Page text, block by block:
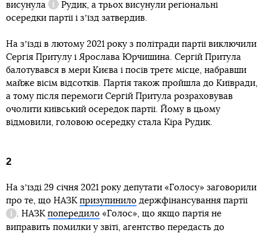
висунула
Довідка
Рудик, а трьох висунули регіональні
осередки партії і зʼїзд затвердив.
На зʼїзді в лютому 2021 року з політради партії виключили
Сергія Притулу і Ярослава Юрчишина. Сергій Притула
балотувався в мери Києва і посів третє місце, набравши
майже вісім відсотків. Партія також пройшла до Київради,
а тому після перемоги Сергій Притула розраховував
очолити київський осередок партії. Йому в цьому
відмовили, головою осередку стала Кіра Рудик.
2
На зʼїзді 29 січня 2021 року депутати «Голосу» заговорили
про те, що НАЗК призупинило держфінансування партії
Довідка
. НАЗК попередило «Голос», що якщо партія не
виправить помилки у звіті, агентство передасть до